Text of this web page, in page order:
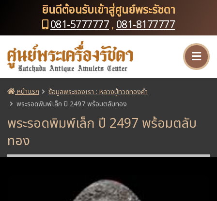
ยินดีต้อนรับเข้าสู่ศูนย์พระรัชดา
081-5777777, 081-8177777
หน้าแรก
ข้อมูลพระของเรา : หลวงปู่ทวดทองคำ
พระรอดพิมพ์เล็ก ปี 2497 พร้อมตลับทอง
พระรอดพิมพ์เล็ก ปี 2497 พร้อมตลับ
ทอง